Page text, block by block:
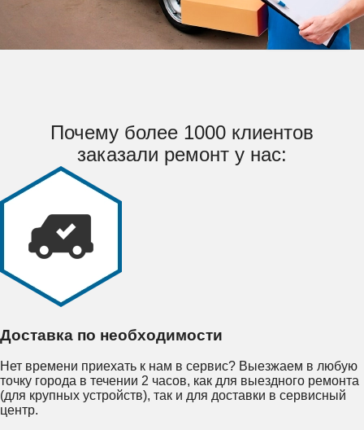
Почему более 1000 клиентов
заказали ремонт у нас:
Доставка по необходимости
Нет времени приехать к нам в сервис? Выезжаем в любую
точку города в течении 2 часов, как для выездного ремонта
(для крупных устройств), так и для доставки в сервисный
центр.